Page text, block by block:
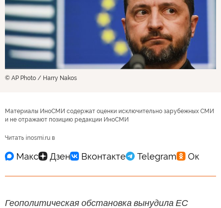
© AP Photo / Harry Nakos
Материалы ИноСМИ содержат оценки исключительно зарубежных СМИ
и не отражают позицию редакции ИноСМИ
Читать inosmi.ru в
Геополитическая обстановка вынудила ЕС